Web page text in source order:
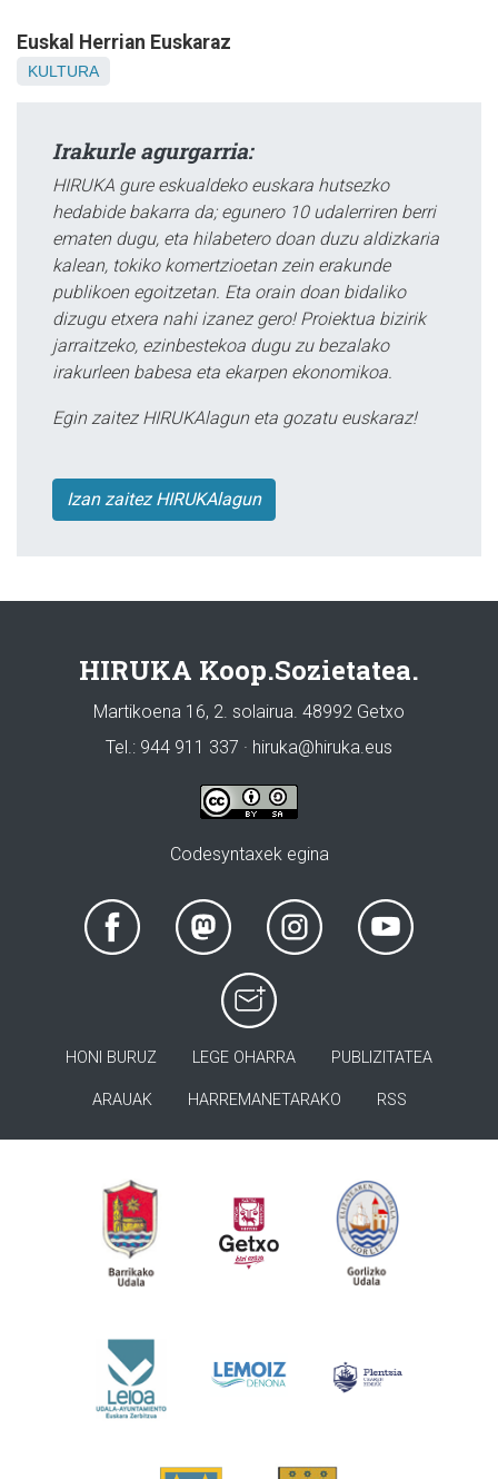
Euskal Herrian Euskaraz
KULTURA
Irakurle agurgarria:
HIRUKA gure eskualdeko euskara hutsezko
hedabide bakarra da; egunero 10 udalerriren berri
ematen dugu, eta hilabetero doan duzu aldizkaria
kalean, tokiko komertzioetan zein erakunde
publikoen egoitzetan. Eta orain doan bidaliko
dizugu etxera nahi izanez gero! Proiektua bizirik
jarraitzeko, ezinbestekoa dugu zu bezalako
irakurleen babesa eta ekarpen ekonomikoa.
Egin zaitez HIRUKAlagun eta gozatu euskaraz!
Izan zaitez HIRUKAlagun
HIRUKA Koop.Sozietatea.
Martikoena 16, 2. solairua. 48992 Getxo
Tel.: 944 911 337 · hiruka@hiruka.eus
Codesyntaxek egina
HONI BURUZ LEGE OHARRA PUBLIZITATEA
ARAUAK HARREMANETARAKO RSS